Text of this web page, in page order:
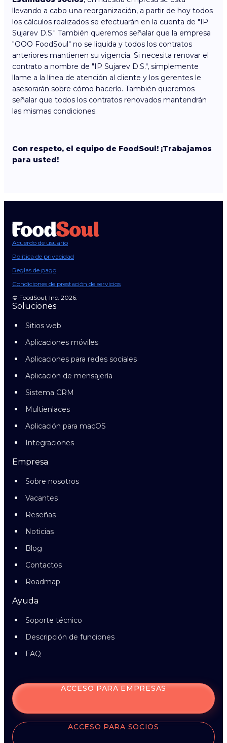
llevando a cabo una reorganización, a partir de hoy todos
los cálculos realizados se efectuarán en la cuenta de "IP
Sujarev D.S." También queremos señalar que la empresa
"OOO FoodSoul" no se liquida y todos los contratos
anteriores mantienen su vigencia. Si necesita renovar el
contrato a nombre de "IP Sujarev D.S.", simplemente
llame a la línea de atención al cliente y los gerentes le
asesorarán sobre cómo hacerlo. También queremos
señalar que todos los contratos renovados mantendrán
las mismas condiciones.
Con respeto, el equipo de FoodSoul! ¡Trabajamos
para usted!
Acuerdo de usuario
Política de privacidad
Reglas de pago
Condiciones de prestación de servicios
© FoodSoul, Inc. 2026.
Soluciones
Sitios web
Aplicaciones móviles
Aplicaciones para redes sociales
Aplicación de mensajería
Sistema CRM
Multienlaces
Aplicación para macOS
Integraciones
Empresa
Sobre nosotros
Vacantes
Reseñas
Noticias
Blog
Contactos
Roadmap
Ayuda
Soporte técnico
Descripción de funciones
FAQ
ACCESO PARA EMPRESAS
ACCESO PARA SOCIOS